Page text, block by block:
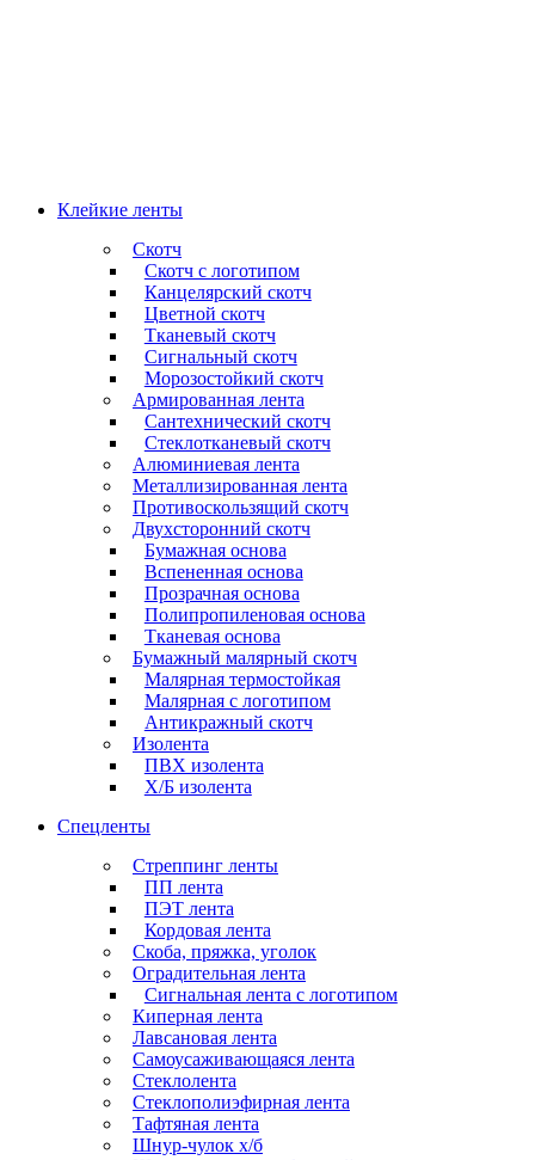
Клейкие ленты
Скотч
Скотч с логотипом
Канцелярский скотч
Цветной скотч
Тканевый скотч
Сигнальный скотч
Морозостойкий скотч
Армированная лента
Сантехнический скотч
Стеклотканевый скотч
Алюминиевая лента
Металлизированная лента
Противоскользящий скотч
Двухсторонний скотч
Бумажная основа
Вспененная основа
Прозрачная основа
Полипропиленовая основа
Тканевая основа
Бумажный малярный скотч
Малярная термостойкая
Малярная с логотипом
Антикражный скотч
Изолента
ПВХ изолента
Х/Б изолента
Спецленты
Стреппинг ленты
ПП лента
ПЭТ лента
Кордовая лента
Скоба, пряжка, уголок
Оградительная лента
Сигнальная лента с логотипом
Киперная лента
Лавсановая лента
Самоусаживающаяся лента
Стеклолента
Стеклополиэфирная лента
Тафтяная лента
Шнур-чулок х/б